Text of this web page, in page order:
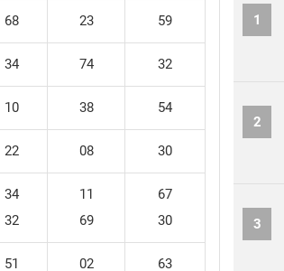
68 23 59
34 74 32
10 38 54
22 08 30
34
32
11
69
67
30
51
02
63
1
2
3